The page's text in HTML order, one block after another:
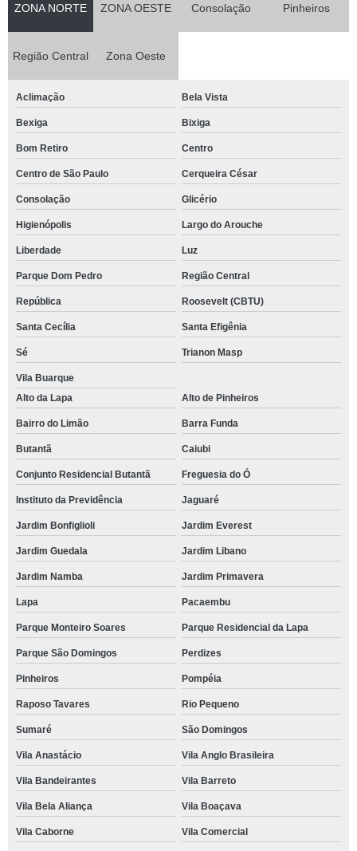
ZONA NORTE ZONA OESTE Consolação Pinheiros
Região Central Zona Oeste
Aclimação Bela Vista
Bexiga Bixiga
Bom Retiro Centro
Centro de São Paulo Cerqueira César
Consolação Glicério
Higienópolis Largo do Arouche
Liberdade Luz
Parque Dom Pedro Região Central
República Roosevelt (CBTU)
Santa Cecília Santa Efigênia
Sé Trianon Masp
Vila Buarque
Alto da Lapa
Alto de Pinheiros
Bairro do Limão Barra Funda
Butantã Caiubi
Conjunto Residencial Butantã Freguesia do Ó
Instituto da Previdência Jaguaré
Jardim Bonfiglioli Jardim Everest
Jardim Guedala Jardim Libano
Jardim Namba Jardim Primavera
Lapa Pacaembu
Parque Monteiro Soares Parque Residencial da Lapa
Parque São Domingos Perdizes
Pinheiros Pompéia
Raposo Tavares Rio Pequeno
Sumaré São Domingos
Vila Anastácio Vila Anglo Brasileira
Vila Bandeirantes Vila Barreto
Vila Bela Aliança Vila Boaçava
Vila Caborne Vila Comercial